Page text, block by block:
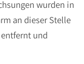
wurden in
an dieser Stelle
und